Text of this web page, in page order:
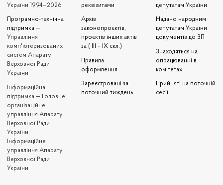
України 1994—2026
Програмно-технічна
підтримка —
Управління
комп'ютеризованих
систем Апарату
Верховної Ради
України
Iнформаційна
підтримка — Головне
організаційне
управління Апарату
Верховної Ради
України,
Інформаційне
управління Апарату
Верховної Ради
України
реквізитами
Архів
законопроєктів,
проєктів інших актів
за ( III – IX скл.)
Правила
оформлення
Зареєстровані за
поточний тиждень
депутатам України
Надано народним
депутатам України
документів до ЗП
Знаходяться на
опрацюванні в
комітетах
Прийняті на поточній
сесії